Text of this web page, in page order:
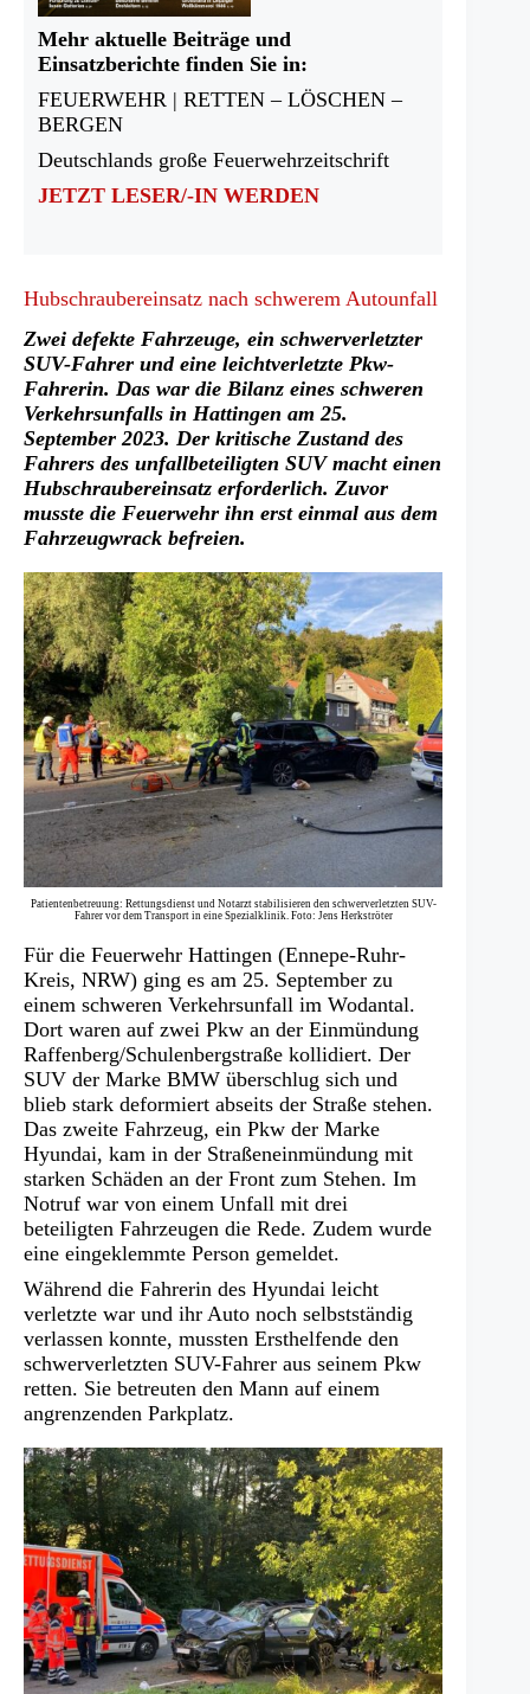
Mehr aktuelle Beiträge und
Einsatzberichte finden Sie in:
FEUERWEHR | RETTEN – LÖSCHEN –
BERGEN
Deutschlands große Feuerwehrzeitschrift
JETZT LESER/-IN WERDEN
Hubschraubereinsatz nach schwerem Autounfall
Zwei defekte Fahrzeuge, ein schwerverletzter
SUV-Fahrer und eine leichtverletzte Pkw-
Fahrerin. Das war die Bilanz eines schweren
Verkehrsunfalls in Hattingen am 25.
September 2023. Der kritische Zustand des
Fahrers des unfallbeteiligten SUV macht einen
Hubschraubereinsatz erforderlich. Zuvor
musste die Feuerwehr ihn erst einmal aus dem
Fahrzeugwrack befreien.
Patientenbetreuung: Rettungsdienst und Notarzt stabilisieren den schwerverletzten SUV-
Fahrer vor dem Transport in eine Spezialklinik. Foto: Jens Herkströter
Für die Feuerwehr Hattingen (Ennepe-Ruhr-
Kreis, NRW) ging es am 25. September zu
einem schweren Verkehrsunfall im Wodantal.
Dort waren auf zwei Pkw an der Einmündung
Raffenberg/Schulenbergstraße kollidiert. Der
SUV der Marke BMW überschlug sich und
blieb stark deformiert abseits der Straße stehen.
Das zweite Fahrzeug, ein Pkw der Marke
Hyundai, kam in der Straßeneinmündung mit
starken Schäden an der Front zum Stehen. Im
Notruf war von einem Unfall mit drei
beteiligten Fahrzeugen die Rede. Zudem wurde
eine eingeklemmte Person gemeldet.
Während die Fahrerin des Hyundai leicht
verletzte war und ihr Auto noch selbstständig
verlassen konnte, mussten Ersthelfende den
schwerverletzten SUV-Fahrer aus seinem Pkw
retten. Sie betreuten den Mann auf einem
angrenzenden Parkplatz.